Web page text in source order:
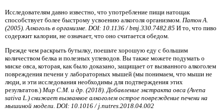
Исследователям давно известно, что употребление пищи натощак
способствует более быстрому усвоению алкоголя организмом. Патон А.
(2005). Алкоголь в организме. DOI: 10.1136 / bmj.330.7482.85 И то, что пиво
содержит калории, не означает, что оно считается обедом.
Прежде чем раскрыть бутылку, поешьте хорошую еду с большим
количеством белка и полезных углеводов. Вы также можете подумать о
миске овса, которая, как было доказано, защищает от вызванного алкоголем
повреждения печени у лабораторных мышей (мы понимаем, что мыши не
люди, и эти исследования необходимы для подтверждения этих
результатов.) Мир С.М. и др. (2018). Добавление экстракта овса (Avena
sativa L.) снижает вызванное алкоголем острое повреждение печени на
мышиной модели. DOI: 10.1016 / j.nutres.2018.04.002